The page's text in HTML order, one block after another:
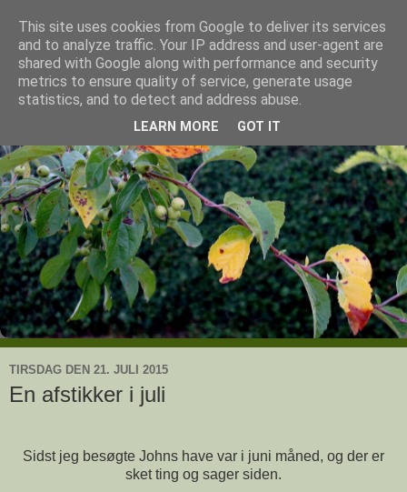
Ullas have
- en knoldesparkers betragtninger
TIRSDAG DEN 21. JULI 2015
En afstikker i juli
Sidst jeg besøgte Johns have var i juni måned, og der er
sket ting og sager siden.
This site uses cookies from Google to deliver its services
and to analyze traffic. Your IP address and user-agent are
shared with Google along with performance and security
metrics to ensure quality of service, generate usage
statistics, and to detect and address abuse.
LEARN MORE GOT IT